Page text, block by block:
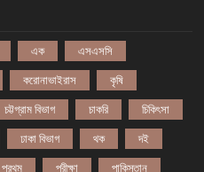
এক এসএসসি
করোনাভাইরাস কৃষি
চট্টগ্রাম বিভাগ চাকরি চিকিৎসা
ঢাকা বিভাগ থক দই
পরথম পরীক্ষা পাকিস্তান